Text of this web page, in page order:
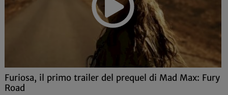
Furiosa, il primo trailer del prequel di Mad Max: Fury
Road